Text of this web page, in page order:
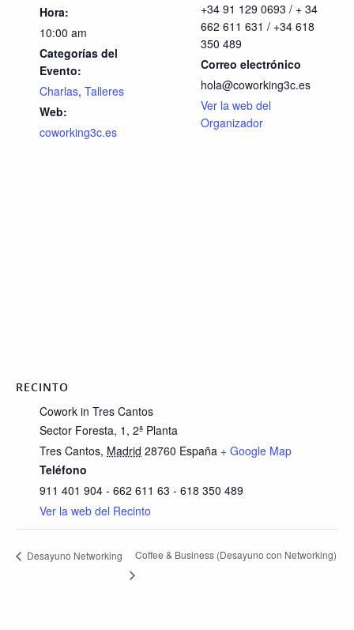
Hora:
10:00 am
Categorías del
Evento:
Charlas, Talleres
Web:
coworking3c.es
+34 91 129 0693 / + 34
662 611 631 / +34 618
350 489
Correo electrónico
hola@coworking3c.es
Ver la web del
Organizador
RECINTO
Cowork in Tres Cantos
Sector Foresta, 1, 2ª Planta
Tres Cantos, Madrid 28760 España + Google Map
Teléfono
911 401 904 - 662 611 63 - 618 350 489
Ver la web del Recinto
Desayuno Networking Coffee & Business (Desayuno con Networking)